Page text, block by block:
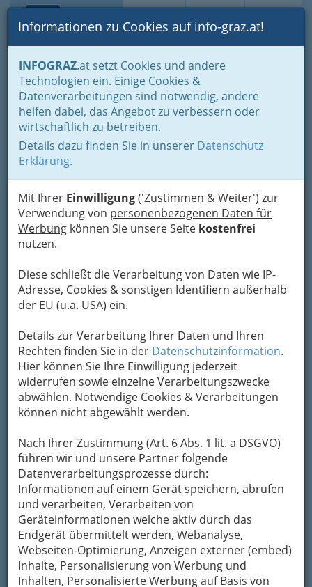
Suche Login Toggle
Informationen zu Cookies auf info-graz.at!
INFOGRAZ.at setzt Cookies und andere
Technologien ein. Einige Cookies &
Datenverarbeitungen sind notwendig, andere
helfen dabei, das Angebot zu verbessern oder
wirtschaftlich zu betreiben.
Details dazu finden Sie in unserer Datenschutz
Erklärung.
Mit Ihrer Einwilligung('Zustimmen & Weiter') zur
Verwendung von personenbezogenen Daten für
Werbung können Sie unsere Seite kostenfrei
nutzen.
Diese schließt die Verarbeitung von Daten wie IP-
Adresse, Cookies & sonstigen Identifiern außerhalb
der EU (u.a. USA) ein.
Details zur Verarbeitung Ihrer Daten und Ihren
Rechten finden Sie in der Datenschutzinformation.
Hier können Sie Ihre Einwilligung jederzeit
widerrufen sowie einzelne Verarbeitungszwecke
abwählen. Notwendige Cookies & Verarbeitungen
können nicht abgewählt werden.
Nach Ihrer Zustimmung (Art. 6 Abs. 1 lit. a DSGVO)
führen wir und unsere Partner folgende
Datenverarbeitungsprozesse durch:
Informationen auf einem Gerät speichern, abrufen
und verarbeiten, Verarbeiten von
Geräteinformationen welche aktiv durch das
Endgerät übermittelt werden, Webanalyse,
Webseiten-Optimierung, Anzeigen externer (embed)
Inhalte, Personalisierung von Werbung und
Inhalten, Personalisierte Werbung auf Basis von
Home
Fotos
Jänner bis Dezember - nach Monaten und Halbjahren gruppiert
Dezember 2013
Ricardo Ritalini
Fest der Sinne mit RICARDO RITALINI im Joanneumsviertel am
22. Dezember 2013 - 001
Vergrößern
Previous